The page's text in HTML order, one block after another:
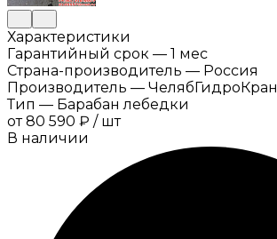
Характеристики
Гарантийный срок — 1 мес
Страна-производитель — Россия
Производитель — ЧелябГидроКран
Тип — Барабан лебедки
от 80 590 ₽ / шт
В наличии